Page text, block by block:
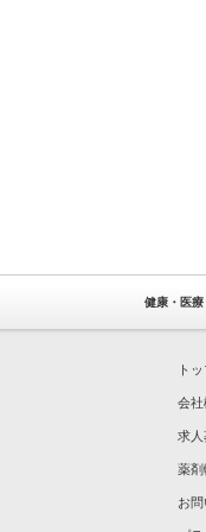
健康・医
ト
会社
求人
薬剤
お